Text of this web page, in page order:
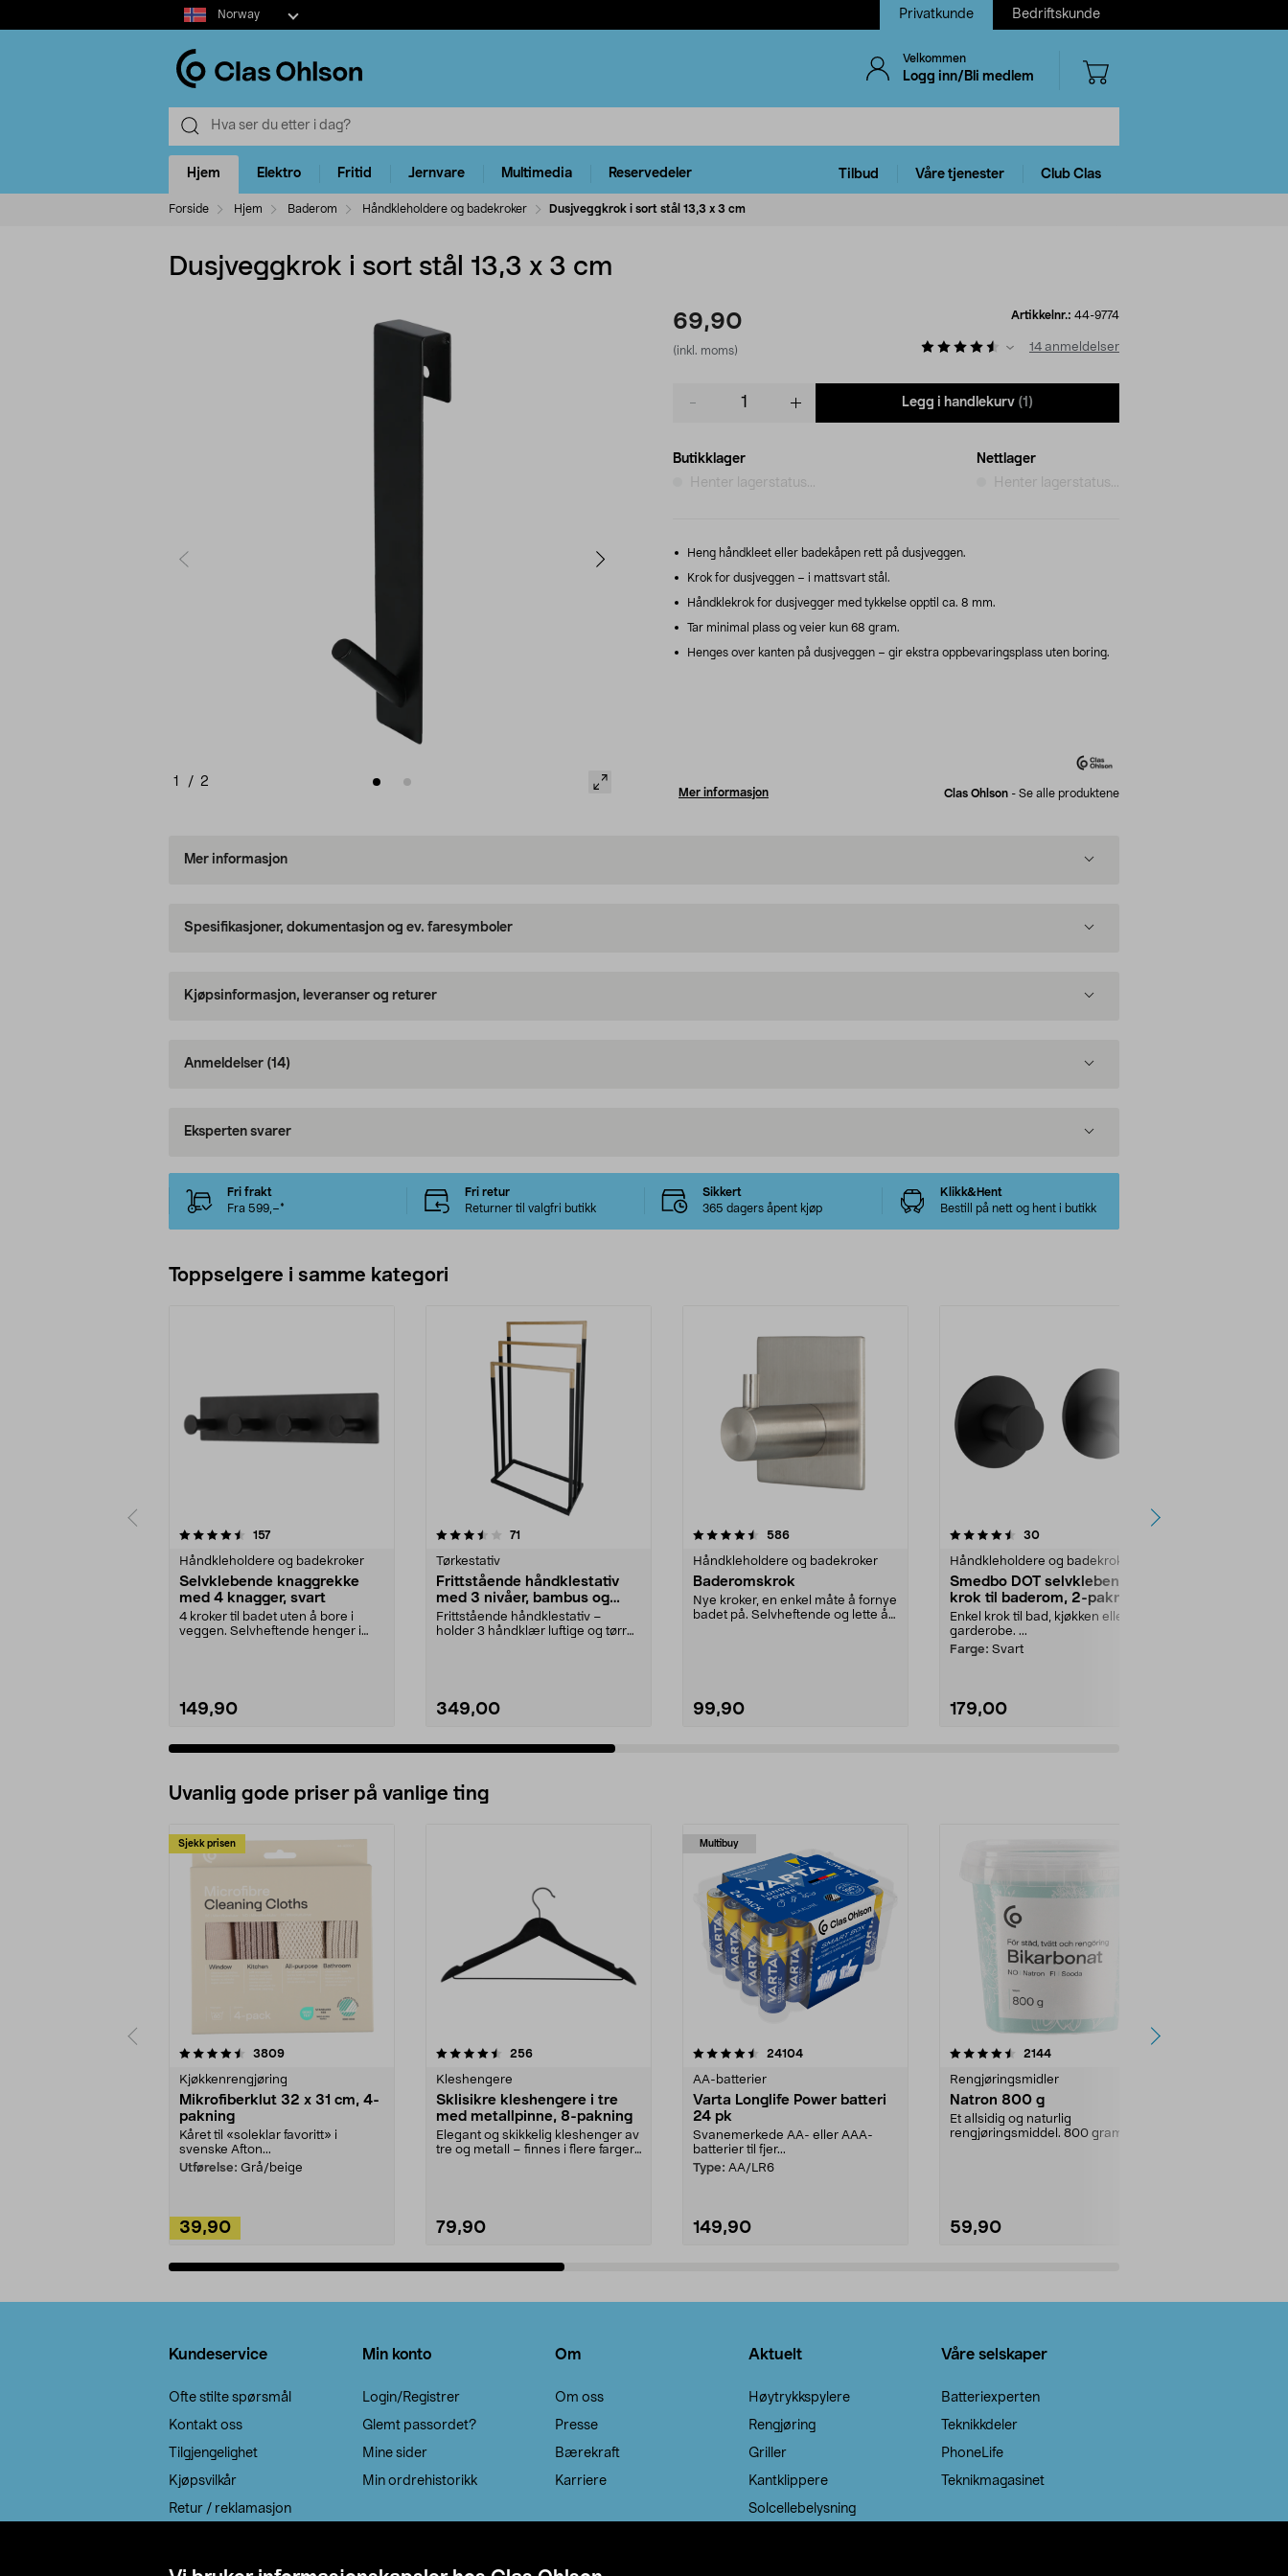
Select
market
Norway Privatkunde Bedriftskunde
Velkommen
Logg inn/Bli medlem
Hjem Elektro Fritid Jernvare Multimedia Reservedeler Tilbud Våre tjenester Club Clas
Forside Hjem Baderom Håndkleholdere og badekroker Dusjveggkrok i sort stål 13,3 x 3 cm
Dusjveggkrok i sort stål 13,3 x 3 cm
1 / 2
69,90
(inkl. moms)
Artikkelnr.: 44-9774
14 anmeldelser
Legg i handlekurv (1)
Butikklager
Henter lagerstatus...
Nettlager
Henter lagerstatus...
Heng håndkleet eller badekåpen rett på dusjveggen.
Krok for dusjveggen – i mattsvart stål.
Håndklekrok for dusjvegger med tykkelse opptil ca. 8 mm.
Tar minimal plass og veier kun 68 gram.
Henges over kanten på dusjveggen – gir ekstra oppbevaringsplass uten boring.
Mer informasjon Clas Ohlson - Se alle produktene
Mer informasjon
Spesifikasjoner, dokumentasjon og ev. faresymboler
Kjøpsinformasjon, leveranser og returer
Anmeldelser (14)
Eksperten svarer
Fri frakt
Fra 599,–*
Fri retur
Returner til valgfri butikk
Sikkert
365 dagers åpent kjøp
Klikk&Hent
Bestill på nett og hent i butikk
Toppselgere i samme kategori
157anmeldelser
Håndkleholdere og badekroker
Selvklebende knaggrekke
med 4 knagger, svart
4 kroker til badet uten å bore i
veggen. Selvheftende henger i
149,90
3.5 av 5 stjerner 71
Tørkestativ
Frittstående håndklestativ
med 3 nivåer, bambus og
svart metall
Frittstående håndklestativ –
holder 3 håndklær luftige og tørre.
349,00
4.5 av 5 stjerner 586anmeldelser
Håndkleholdere og badekroker
Baderomskrok
Nye kroker, en enkel måte å fornye
badet på. Selvheftende og lette å
99,90
4.5 av 5 stjerner 30anmeldelser
Håndkleholdere og badekroker
Smedbo DOT selvklebende
krok til baderom, 2-pakning
Enkel krok til bad, kjøkken eller
garderobe. ...
Farge: Svart
179,00
4.5 av 5 stjerner
Uvanlig gode priser på vanlige ting
Sjekk prisen
3809anmeldelser
Kjøkkenrengjøring
Mikrofiberklut 32 x 31 cm, 4-
pakning
Kåret til «soleklar favoritt» i
svenske Afton...
Utførelse: Grå/beige
39,90
4.5av 5 stjerner 256anmeldelser
Kleshengere
Sklisikre kleshengere i tre
med metallpinne, 8-pakning
Elegant og skikkelig kleshenger av
tre og metall – finnes i flere farger.
79,90
Multibuy
4.5av 5 stjerner 24104anmeldelser
AA-batterier
Varta Longlife Power batteri
24 pk
Svanemerkede AA- eller AAA-
batterier til fjer...
Type: AA/LR6
149,90
4.5av 5 stjerner 2144anmeldelser
Rengjøringsmidler
Natron 800 g
Et allsidig og naturlig
rengjøringsmiddel. 800 gram
59,90
4.0av 5 stjerner
Kundeservice
Ofte stilte spørsmål
Kontakt oss
Tilgjengelighet
Kjøpsvilkår
Retur / reklamasjon
Min konto
Login/Registrer
Glemt passordet?
Mine sider
Min ordrehistorikk
Om
Om oss
Presse
Bærekraft
Karriere
Aktuelt
Høytrykkspylere
Rengjøring
Griller
Kantklippere
Solcellebelysning
Våre selskaper
Batteriexperten
Teknikkdeler
PhoneLife
Teknikmagasinet